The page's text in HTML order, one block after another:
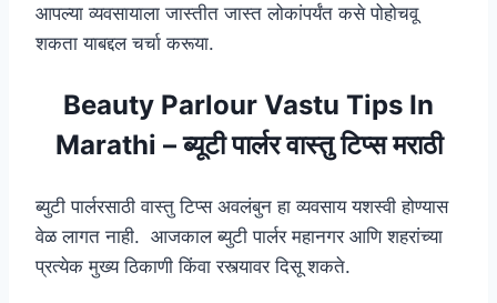
आपल्या व्यवसायाला जास्तीत जास्त लोकांपर्यंत कसे पोहोचवू
शकता याबद्दल चर्चा करूया.
Beauty Parlour Vastu Tips In
Marathi – ब्यूटी पार्लर वास्तु टिप्स मराठी
ब्युटी पार्लरसाठी वास्तु टिप्स अवलंबुन हा व्यवसाय यशस्वी होण्यास
वेळ लागत नाही. आजकाल ब्युटी पार्लर महानगर आणि शहरांच्या
प्रत्येक मुख्य ठिकाणी किंवा रस्त्यावर दिसू शकते.